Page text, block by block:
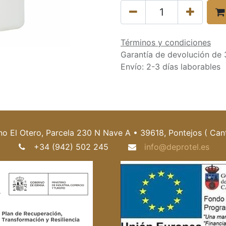
Términos y condiciones
Garantía de devolución de
Envío: 2-3 días laborables
El Otero, Parcela 230 N Nave A • 39618, Pontejos (
+34 (942) 502 245
info@deprotel.es